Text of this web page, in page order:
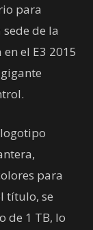
para
de la
el E3 2015
para
título, se
de 1 TB, lo